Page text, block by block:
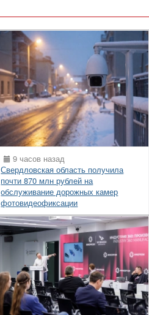
9 часов назад
Свердловская область получила
почти 870 млн рублей на
обслуживание дорожных камер
фотовидеофиксации